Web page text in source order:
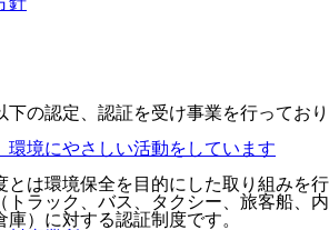
下の認定、認証を受け事業を行っており
とは環境保全を目的にした取り組みを行
トラック、バス、タクシー、旅客船、内
）に対する認証制度です。